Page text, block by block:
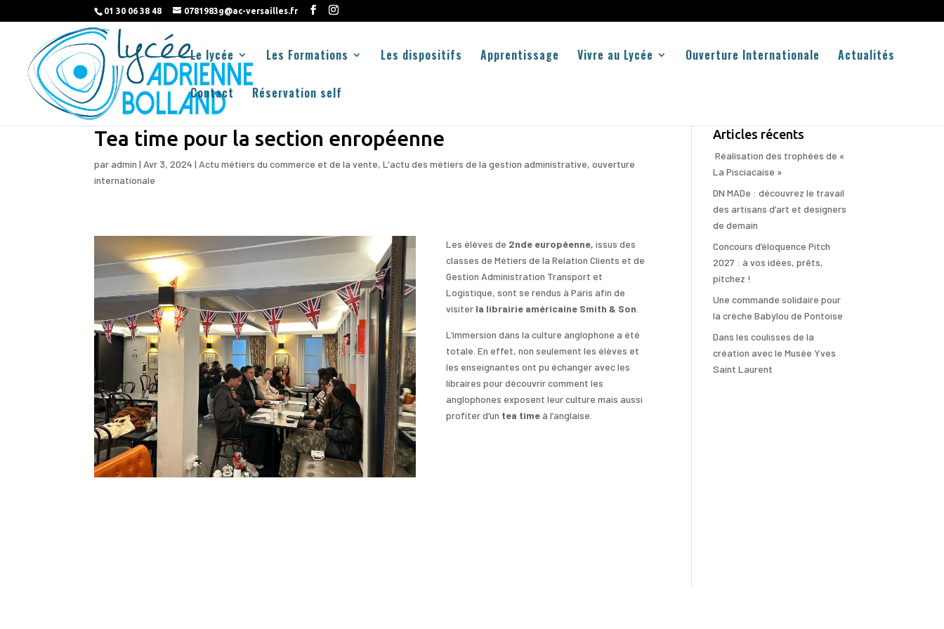
01 30 06 38 48 0781983g@ac-versailles.fr
Le lycée Les Formations Les dispositifs Apprentissage Vivre au Lycée Ouverture Internationale Actualités
Contact Réservation self
Tea time pour la section enropéenne
paradmin | Avr 3, 2024 | Actu métiers du commerce et de la vente,L'actu des métiers de la gestion administrative,ouverture
internationale
Les élèves de 2nde européenne, issus des
classes de Métiers de la Relation Clients et de
Gestion Administration Transport et
Logistique, sont se rendus à Paris afin de
visiter la librairie américaine Smith & Son.
L’immersion dans la culture anglophone a été
totale. En effet, non seulement les élèves et
les enseignantes ont pu échanger avec les
libraires pour découvrir comment les
anglophones exposent leur culture mais aussi
profiter d’un tea timeà l’anglaise.
Articles récents
Réalisation des trophées de «
La Pisciacaise »
DN MADe : découvrez le travail
des artisans d’art et designers
de demain
Concours d’éloquence Pitch
2027 : à vos idées, prêts,
pitchez !
Une commande solidaire pour
la crèche Babylou de Pontoise
Dans les coulisses de la
création avec le Musée Yves
Saint Laurent